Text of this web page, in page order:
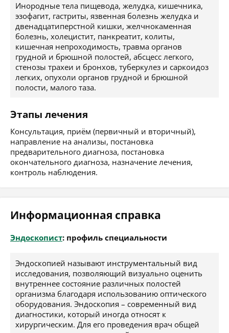
Инородные тела пищевода, желудка, кишечника,
эзофагит, гастриты, язвенная болезнь желудка и
двенадцатиперстной кишки, желчнокаменная
болезнь, холецистит, панкреатит, колиты,
кишечная непроходимость, травма органов
грудной и брюшной полостей, абсцесс легкого,
стенозы трахеи и бронхов, туберкулез и саркоидоз
легких, опухоли органов грудной и брюшной
полости, малого таза.
Этапы лечения
Консультация, приём (первичный и вторичный),
направление на анализы, постановка
предварительного диагноза, постановка
окончательного диагноза, назначение лечения,
контроль наблюдения.
Информационная справка
Эндоскопист: профиль специальности
Эндоскопией называют инструментальный вид
исследования, позволяющий визуально оценить
внутреннее состояние различных полостей
организма благодаря использованию оптического
оборудования. Эндоскопия – современный вид
диагностики, который иногда относят к
хирургическим. Для его проведения врач общей